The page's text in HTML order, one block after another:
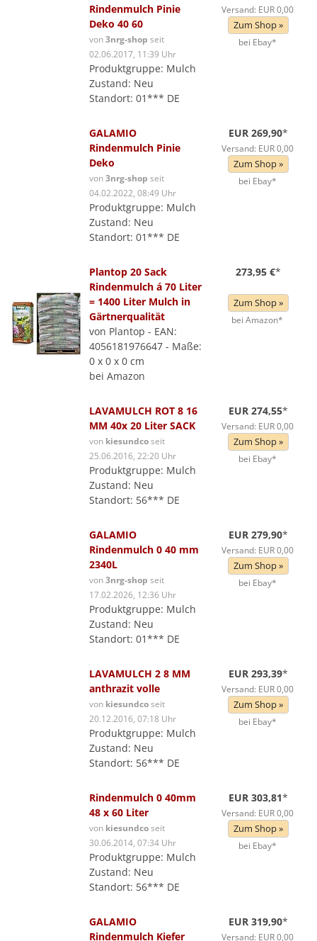
Rindenmulch Pinie
Deko 40 60
von3nrg-shop seit
02.06.2017, 11:39 Uhr
Produktgruppe: Mulch
Zustand: Neu
Standort: 01*** DE
Versand: EUR 0,00
Zum Shop »
bei Ebay*
GALAMIO
Rindenmulch Pinie
Deko
von3nrg-shop seit
04.02.2022, 08:49 Uhr
Produktgruppe: Mulch
Zustand: Neu
Standort: 01*** DE
EUR 269,90*
Versand: EUR 0,00
Zum Shop »
bei Ebay*
Plantop 20 Sack
Rindenmulch á 70 Liter
= 1400 Liter Mulch in
Gärtnerqualität
von Plantop - EAN:
4056181976647 - Maße:
0 x 0 x 0 cm
bei Amazon
273,95 €*
Zum Shop »
bei Amazon*
LAVAMULCH ROT 8 16
MM 40x 20 Liter SACK
von kiesundcoseit
25.06.2016, 22:20 Uhr
Produktgruppe: Mulch
Zustand: Neu
Standort: 56*** DE
EUR 274,55*
Versand: EUR 0,00
Zum Shop »
bei Ebay*
GALAMIO
Rindenmulch 0 40 mm
2340L
von3nrg-shop seit
17.02.2026, 12:36 Uhr
Produktgruppe: Mulch
Zustand: Neu
Standort: 01*** DE
EUR 279,90*
Versand: EUR 0,00
Zum Shop »
bei Ebay*
LAVAMULCH 2 8 MM
anthrazit volle
von kiesundcoseit
20.12.2016, 07:18 Uhr
Produktgruppe: Mulch
Zustand: Neu
Standort: 56*** DE
EUR 293,39*
Versand: EUR 0,00
Zum Shop »
bei Ebay*
Rindenmulch 0 40mm
48 x 60 Liter
von kiesundcoseit
30.06.2014, 07:34 Uhr
Produktgruppe: Mulch
Zustand: Neu
Standort: 56*** DE
EUR 303,81*
Versand: EUR 0,00
Zum Shop »
bei Ebay*
GALAMIO
Rindenmulch Kiefer
EUR 319,90*
Versand: EUR 0,00